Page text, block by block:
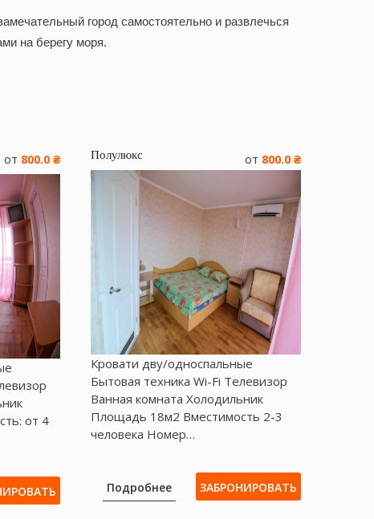
город самостоятельно и развлечься
на берегу моря.
от 800.0 ₴
от 4
Полулюкс от 800.0 ₴
Кровати дву/односпальные
Бытовая техника Wі-Fі Телевизор
Ванная комната Холодильник
Площадь 18м2 Вместимость 2-3
человека Номер…
Подробнее ЗАБРОНИРОВАТЬ